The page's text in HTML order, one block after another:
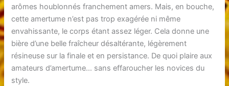
arômes houblonnés franchement amers. Mais, en bouche,
cette amertume n’est pas trop exagérée ni même
envahissante, le corps étant assez léger. Cela donne une
bière d’une belle fraîcheur désaltérante, légèrement
résineuse sur la finale et en persistance. De quoi plaire aux
amateurs d’amertume… sans effaroucher les novices du
style.